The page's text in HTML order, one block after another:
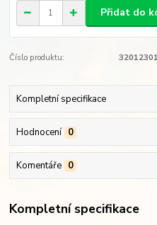
Přidat do
Číslo produktu:
Kompletní specifikace
Hodnocení 0
Komentáře 0
Kompletní specifikace